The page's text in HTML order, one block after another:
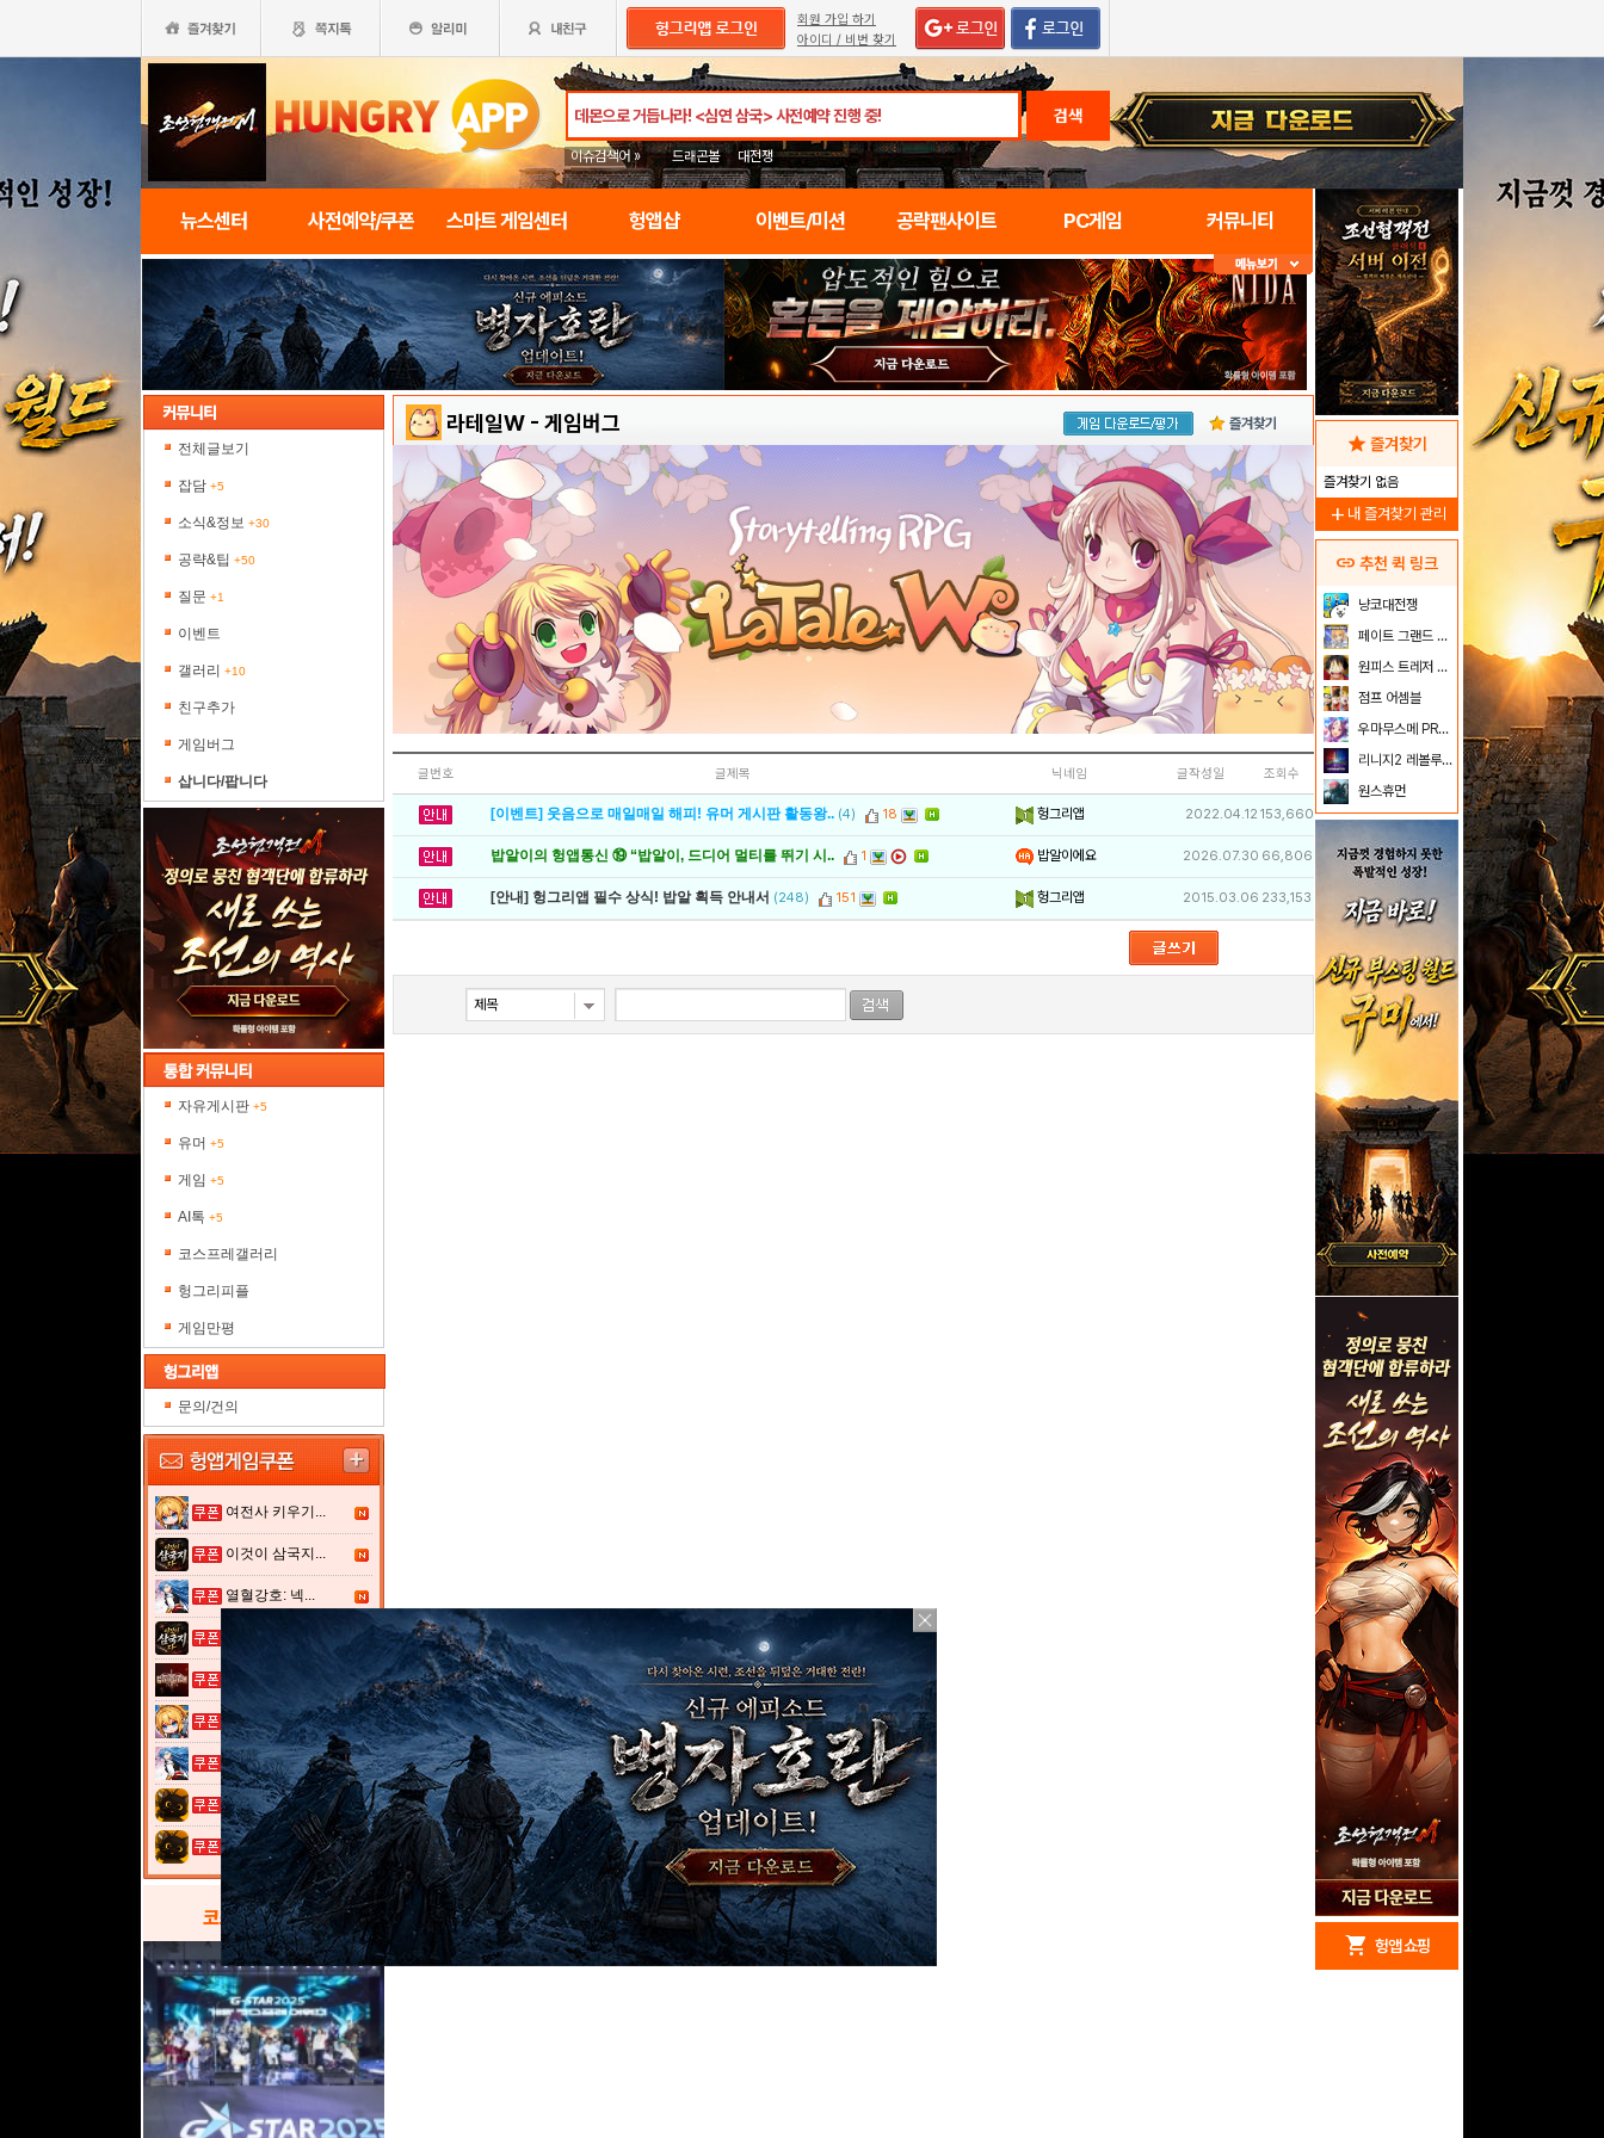
회원 가입 하기
아이디 / 비번 찾기
검색
이슈검색어 » 드래곤볼 대전쟁
뉴스센터 사전예약/쿠폰 스마트 게임센터 헝앱샵 이벤트/미션 공략팬사이트 PC게임 커뮤니티
전체글보기
잡담 +5
소식&정보 +30
공략&팁 +50
질문 +1
이벤트
갤러리 +10
친구추가
게임버그
삽니다/팝니다
자유게시판 +5
유머 +5
게임 +5
AI톡 +5
코스프레갤러리
헝그리피플
게임만평
문의/건의
여전사 키우기...
이것이 삼국지...
열혈강호: 넥...
이것이 삼국지...
그레이 사가
여전사 키우기...
열혈강호: 넥...
고양이 낚시터...
고양이 낚시터...
코스프레갤러리
라테일W - 게임버그 즐겨찾기
글번호 글제목 닉네임 글작성일 조회수
[이벤트] 웃음으로 매일매일 해피! 유머 게시판 활동왕.. (4) 18 헝그리앱 2022.04.12 153,660
밥알이의 헝앱통신 ⑲ “밥알이, 드디어 멀티를 뛰기 시.. 1 밥알이에요 2026.07.30 66,806
[안내] 헝그리앱 필수 상식! 밥알 획득 안내서 (248) 151 헝그리앱 2015.03.06 233,153
star 즐겨찾기
즐겨찾기 없음
add 내 즐겨찾기 관리
link 추천 퀵 링크
냥코대전쟁
페이트 그랜드 오더
원피스 트레저 크루즈
점프 어셈블
우마무스메 PRETTY DERBY
리니지2 레볼루션
원스휴먼
shopping_cart 헝앱 쇼핑